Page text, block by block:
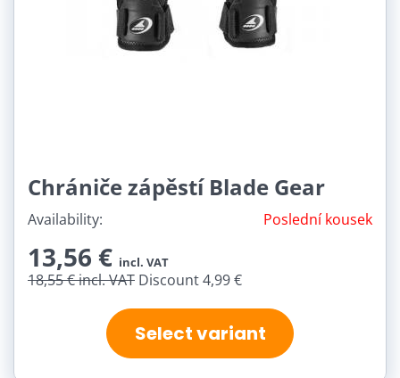
Chrániče zápěstí Blade Gear
Availability: Poslední kousek
13,56 € incl. VAT
18,55 €incl. VAT Discount 4,99 €
Select variant